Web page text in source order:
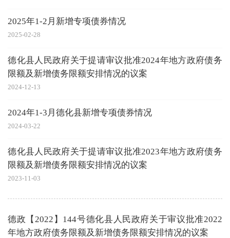
2025年1-2月新增专项债券情况
2025-02-28
德化县人民政府关于提请审议批准2024年地方政府债务
限额及新增债务限额安排情况的议案
2024-12-13
2024年1-3月德化县新增专项债券情况
2024-03-22
德化县人民政府关于提请审议批准2023年地方政府债务
限额及新增债务限额安排情况的议案
2023-11-03
德政【2022】144号德化县人民政府关于审议批准2022
年地方政府债务限额及新增债务限额安排情况的议案